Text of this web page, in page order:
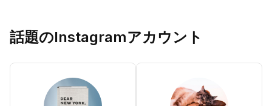
話題のInstagramアカウント